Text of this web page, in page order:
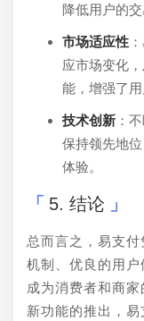
降低用户的交
市场适应性
应市场变化
能，增强了用
技术创新 ：
保持领先地
体验。
5. 结论
总而言之，易支
机制、优良的用
成为消费者和商
新功能的推出，